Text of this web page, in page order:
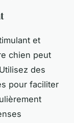
et
chien peut
des
pour faciliter